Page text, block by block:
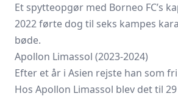
Et spytteopgør med Borneo FC’s
2022 førte dog til seks kampes
bøde.
Apollon Limassol (2023-2024)
Efter et år i Asien rejste han som
Hos Apollon Limassol blev det til